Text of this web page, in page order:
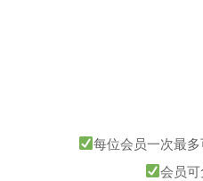
每位会员一次最
会员